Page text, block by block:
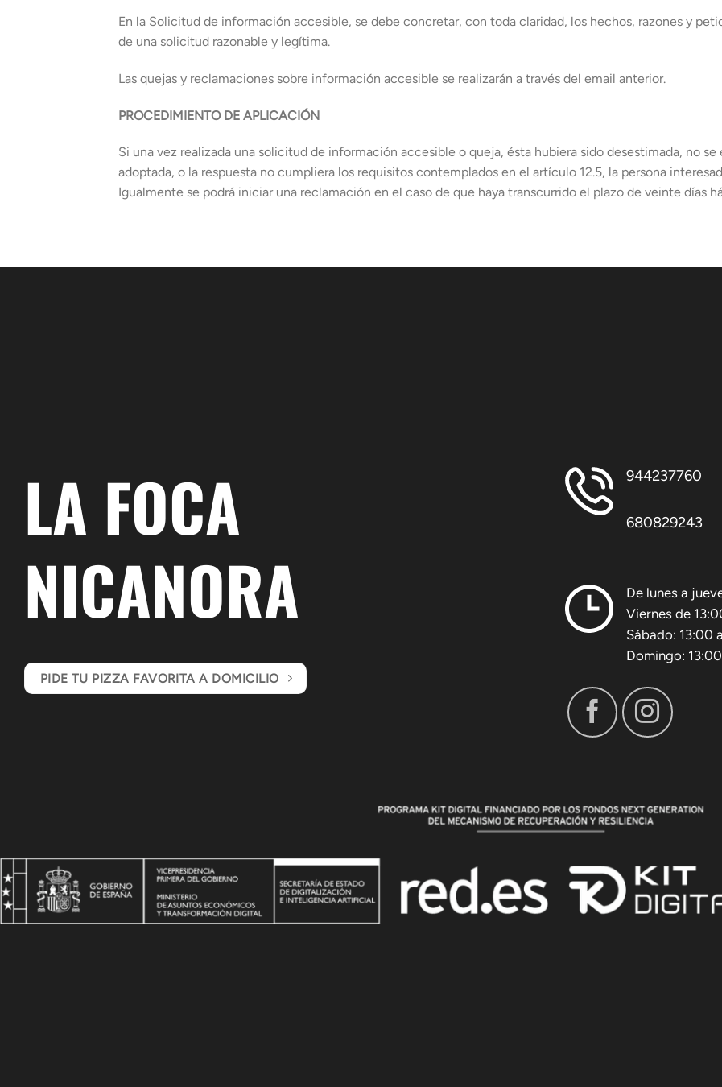
En la Solicitud de información accesible, se debe concretar, con toda claridad, los hechos, razones y
de una solicitud razonable y legítima.
Las quejas y reclamaciones sobre información accesible se realizarán a través del email anterior.
PROCEDIMIENTO DE APLICACIÓN
Si una vez realizada una solicitud de información accesible o queja, ésta hubiera sido desestimada, no
adoptada, o la respuesta no cumpliera los requisitos contemplados en el artículo 12.5, la persona
Igualmente se podrá iniciar una reclamación en el caso de que haya transcurrido el plazo de veinte días
LA FOCA
NICANORA
PIDE TU PIZZA FAVORITA A DOMICILIO
944237760
680829243
De lunes a
Viernes de
Sábado: 13:00
Domingo: